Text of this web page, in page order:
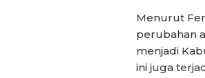
Menurut
perubahan
menjadi
ini juga